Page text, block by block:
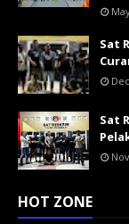
Sat
Sat
HOT ZONE